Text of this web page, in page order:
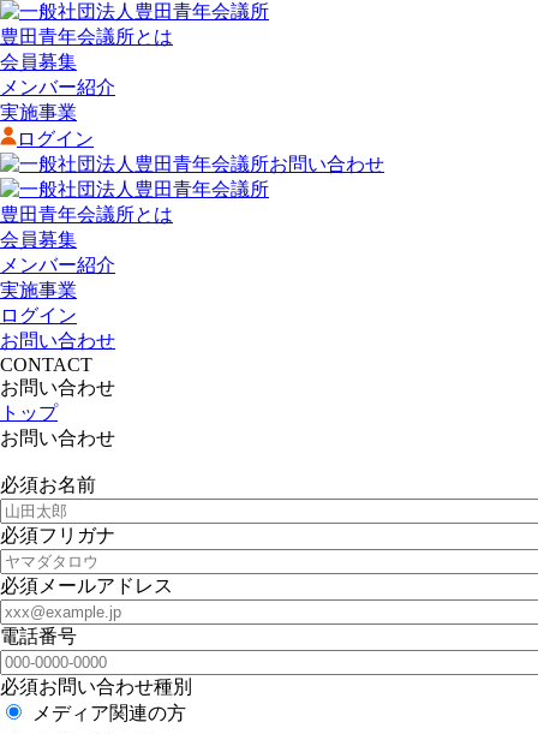
豊田青年会議所とは
会員募集
メンバー紹介
実施事業
ログイン
お問い合わせ
豊田青年会議所とは
会員募集
メンバー紹介
実施事業
ログイン
お問い合わせ
CONTACT
お問い合わせ
トップ
お問い合わせ
必須お名前
必須フリガナ
必須 メールアドレス
電話番号
必須お問い合わせ種別
メディア関連の方